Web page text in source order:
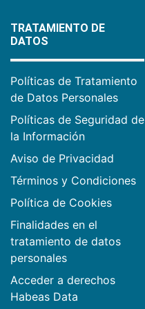
TRATAMIENTO DE
DATOS
Políticas de Tratamiento
de Datos Personales
Políticas de Seguridad de
la Información
Aviso de Privacidad
Términos y Condiciones
Política de Cookies
Finalidades en el
tratamiento de datos
personales
Acceder a derechos
Habeas Data